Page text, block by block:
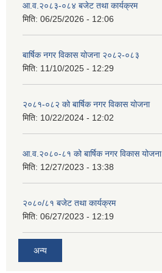
आ.व.२०८३-०८४ बजेट तथा कार्यक्रम
मिति: 06/25/2026 - 12:06
बार्षिक नगर विकास योजना २०८२-०८३
मिति: 11/10/2025 - 12:29
२०८१-०८२ को बार्षिक नगर विकास योजना
मिति: 10/22/2024 - 12:02
आ.व.२०८०-८१ को बार्षिक नगर विकास योजना
मिति: 12/27/2023 - 13:38
२०८०/८१ बजेट तथा कार्यक्रम
मिति: 06/27/2023 - 12:19
अन्य